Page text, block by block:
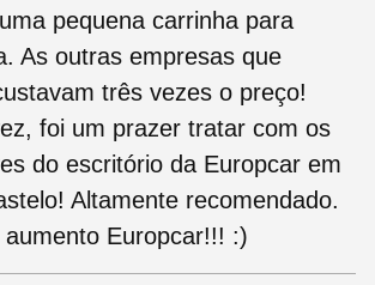
pequena carrinha para
As outras empresas que
três vezes o preço!
foi um prazer tratar com os
do escritório da Europcar em
Altamente recomendado.
aumento Europcar!!! :)